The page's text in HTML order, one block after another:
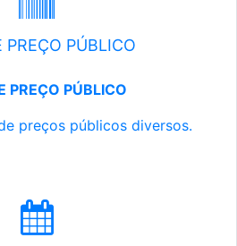
PREÇO PÚBLICO
PREÇO PÚBLICO
preços públicos diversos.